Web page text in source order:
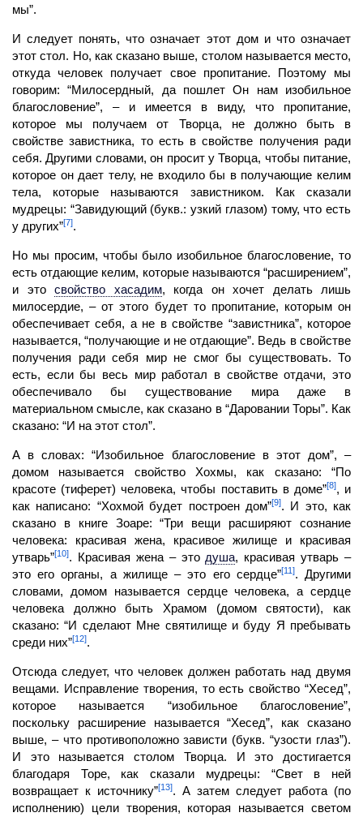
мы”.
И следует понять, что означает этот дом и что означает
этот стол. Но, как сказано выше, столом называется место,
откуда человек получает свое пропитание. Поэтому мы
говорим: “Милосердный, да пошлет Он нам изобильное
благословение”, – и имеется в виду, что пропитание,
которое мы получаем от Творца, не должно быть в
свойстве за­вистника, то есть в свойстве получения ради
себя. Другими словами, он просит у Творца, чтобы питание,
которое он дает телу, не входило бы вполучающие келим
тела, которые называются завистником. Как сказали
мудрецы: “Завидующий (букв.: узкий глазом) тому, что есть
у других”[7].
Но мы просим, чтобы было изобильное благословение, то
есть отдающие келим, ко­торые называются “расширением”,
и это
свойство хасадим, когда он хочет делать лишь
милосердие, – от этого будет то пропитание, которым он
обеспечивает себя, а не в свой­стве “завистника”, которое
называется, “получающие и не отдающие”. Ведь в свойстве
получения ради себя мир не смог бы существовать. То
есть, если бы весь мир работал в свойстве отдачи, это
обеспечивало бы существование мира даже в
материальном смысле, как сказано в “Даровании Торы”. Как
сказано: “И на этот стол”.
А в словах: “Изобильное благословение в этот дом”, –
домом называется свой­ство Хохмы, как сказано: “По
красоте (тиферет) человека, чтобы поставить в доме”[8], и
как написано: “Хохмой будет построен дом”[9]. И это, как
сказано в книге Зоаре: “Три вещи расширяют сознание
человека: красивая жена, красивое жилище и красивая
утварь”[10]. Красивая жена – это душа, красивая утварь –
это его органы, а жилище – это его сердце”[11]. Другими
словами, домом называется сердце человека, а сердце
челове­ка должно быть Храмом (домом святости), как
сказано: “И сделают Мне святилище и буду Я пребывать
среди них”[12].
Отсюда следует, что человек должен работать над двумя
вещами. Исправление творения, то есть свойство “Хесед”,
которое называется “изобильное благословение”,
поскольку расширение называется “Хесед”, как сказано
выше, – что противоположно зависти (букв. “узости глаз”).
И это называется столом Творца. И это достигается
благодаря Торе, как сказали мудрецы: “Свет в ней
возвращает к источнику”[13]. А затем следует работа (по
исполнению) цели творения, которая называется светом